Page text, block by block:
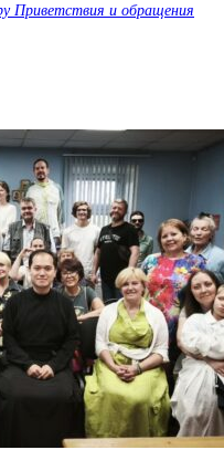
Приветствия и обращения